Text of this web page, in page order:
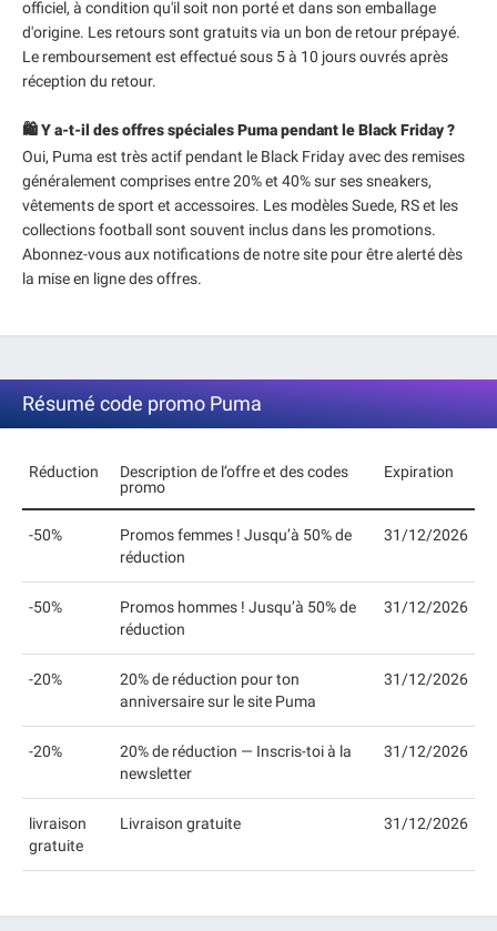
officiel, à condition qu'il soit non porté et dans son emballage
d'origine. Les retours sont gratuits via un bon de retour prépayé.
Le remboursement est effectué sous 5 à 10 jours ouvrés après
réception du retour.
🛍️ Y a-t-il des offres spéciales Puma pendant le Black Friday ?
Oui, Puma est très actif pendant le Black Friday avec des remises
généralement comprises entre 20% et 40% sur ses sneakers,
vêtements de sport et accessoires. Les modèles Suede, RS et les
collections football sont souvent inclus dans les promotions.
Abonnez-vous aux notifications de notre site pour être alerté dès
la mise en ligne des offres.
Résumé code promo Puma
Réduction
Description de l’offre et des codes
promo
Expiration
-50%
Promos femmes ! Jusqu’à 50% de
réduction
31/12/2026
-50%
Promos hommes ! Jusqu’à 50% de
réduction
31/12/2026
-20%
20% de réduction pour ton
anniversaire sur le site Puma
31/12/2026
-20%
20% de réduction — Inscris-toi à la
newsletter
31/12/2026
livraison
gratuite
Livraison gratuite 31/12/2026